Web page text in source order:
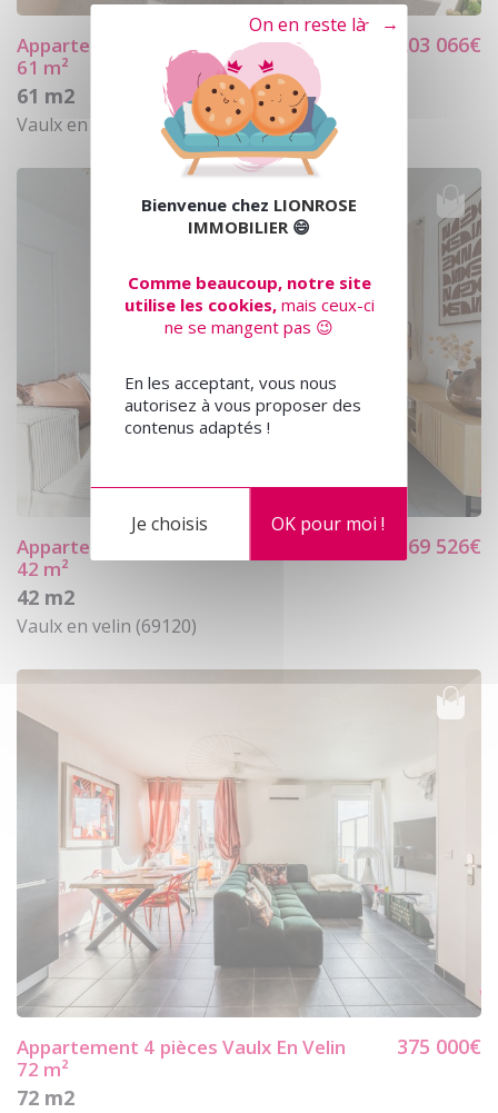
Appartement 3
pièces Vaulx En Velin
61 m²
203 066€
61 m2
Vaulx en velin (69120)
Appartement 2
42 m²
169 526€
42 m2
Vaulx en velin (69120)
Appartement 4 pièces Vaulx En Velin
72 m²
375 000€
72 m2
Bienvenue chez LIONROSE
IMMOBILIER😄
Comme beaucoup, notre site
utilise les cookies,mais ceux-ci
ne se mangent pas 😉
En les acceptant, vous nous
autorisez à vous proposer des
contenus adaptés !
OK pour moi !
Tout refuser
Je choisis